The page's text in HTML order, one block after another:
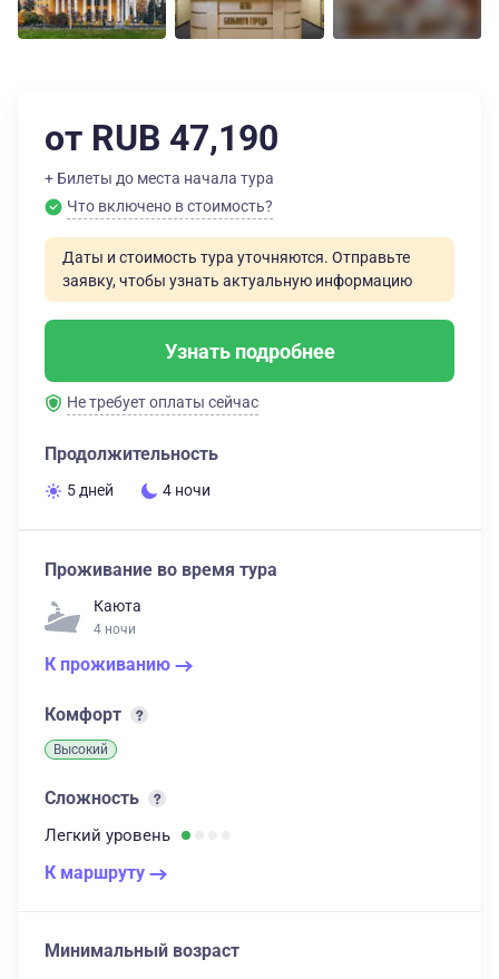
от RUB 47,190
+ Билеты до места начала тура
Что включено в стоимость?
Даты и стоимость тура уточняются. Отправьте
заявку, чтобы узнать актуальную информацию
Узнать подробнее
Не требует оплаты сейчас
Продолжительность
5 дней 4 ночи
Проживание во время тура
Каюта
4 ночи
К проживанию
Комфорт
Высокий
Сложность
Легкий уровень
К маршруту
Минимальный возраст